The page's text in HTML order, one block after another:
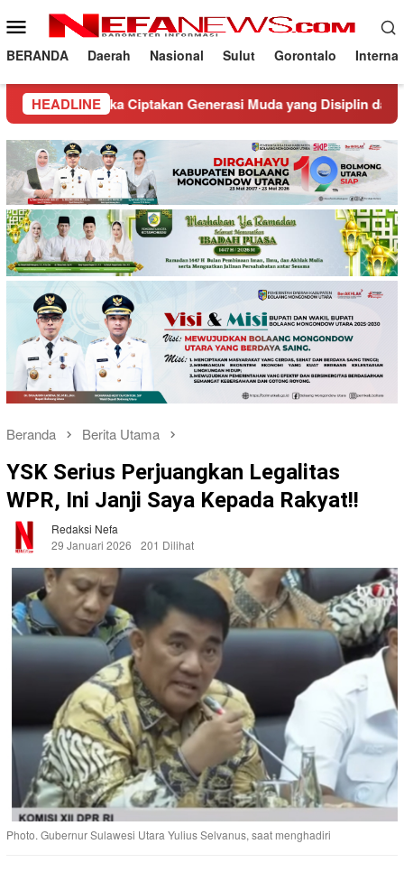
ke
konten
Menu
Mobile
BERANDA Daerah Nasional Sulut Gorontalo
HEADLINE
Ciptakan Generasi Muda yang Disiplin dan Peduli Kamtibmas
Beranda Berita Utama
YSK Serius Perjuangkan Legalitas
WPR, Ini Janji Saya Kepada Rakyat!!
Redaksi Nefa
29 Januari 2026
201 Dilihat
Photo. Gubernur Sulawesi Utara Yulius Selvanus, saat menghadiri